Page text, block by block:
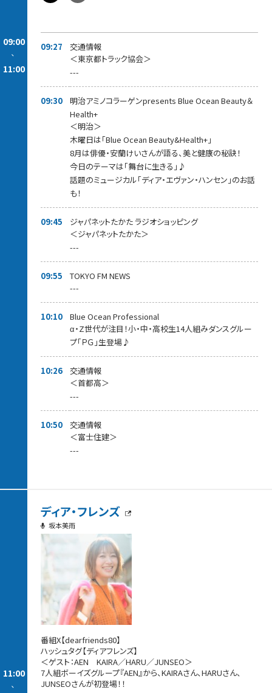
09:00
-
11:00
09:27
交通情報
＜東京都トラック協会＞
---
09:30
明治アミノコラーゲンpresents Blue Ocean Beauty＆
Health+
＜明治＞
木曜日は「Blue Ocean Beauty&Health+」
8月は俳優・安蘭けいさんが語る、美と健康の秘訣！
今日のテーマは「舞台に生きる」♪
話題のミュージカル「ディア・エヴァン・ハンセン」のお話
も！
09:45
ジャパネットたかた ラジオショッピング
＜ジャパネットたかた＞
---
09:55
TOKYO FM NEWS
---
10:10
Blue Ocean Professional
α・Z世代が注目！小・中・高校生14人組みダンスグルー
プ「ＰＧ」生登場♪
10:26
交通情報
＜首都高＞
---
10:50
交通情報
＜富士住建＞
---
11:00
-
ディア・フレンズ
坂本美雨
番組X【dearfriends80】
ハッシュタグ【ディアフレンズ】
＜ゲスト：AEN KAIRA／HARU／JUNSEO＞
7人組ボーイズグループ『AEN』から、KAIRAさん、HARUさん、
JUNSEOさんが初登場！！